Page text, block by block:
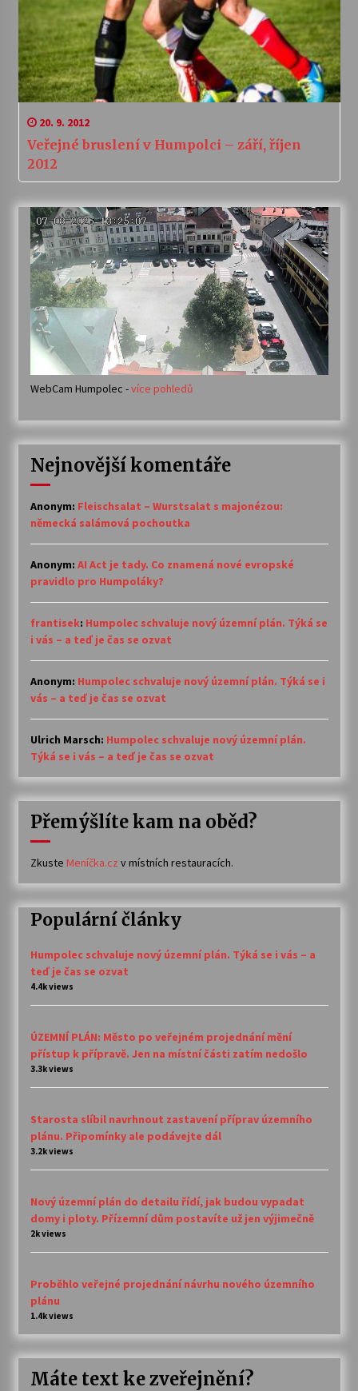
20. 9. 2012
Veřejné bruslení v Humpolci – září, říjen
2012
WebCam Humpolec -více pohledů
Nejnovější komentáře
Anonym: Fleischsalat – Wurstsalat s majonézou:
německá salámová pochoutka
Anonym: AI Act je tady. Co znamená nové evropské
pravidlo pro Humpoláky?
frantisek: Humpolec schvaluje nový územní plán. Týká se
i vás – a teď je čas se ozvat
Anonym: Humpolec schvaluje nový územní plán. Týká se i
vás – a teď je čas se ozvat
Ulrich Marsch: Humpolec schvaluje nový územní plán.
Týká se i vás – a teď je čas se ozvat
Přemýšlíte kam na oběd?
Zkuste Meníčka.cz v místních restauracích.
Populární články
Humpolec schvaluje nový územní plán. Týká se i vás – a
teď je čas se ozvat
4.4k views
ÚZEMNÍ PLÁN: Město po veřejném projednání mění
přístup k přípravě. Jen na místní části zatím nedošlo
3.3k views
Starosta slíbil navrhnout zastavení příprav územního
plánu. Připomínky ale podávejte dál
3.2k views
Nový územní plán do detailu řídí, jak budou vypadat
domy i ploty. Přízemní dům postavíte už jen výjimečně
2k views
Proběhlo veřejné projednání návrhu nového územního
plánu
1.4k views
Máte text ke zveřejnění?